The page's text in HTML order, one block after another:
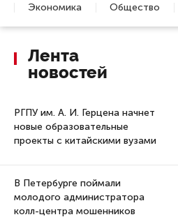
Экономика Общество
Недвижимость
Лента
новостей
РГПУ им. А. И. Герцена начнет
новые образовательные
проекты с китайскими вузами
В Петербурге поймали
молодого администратора
колл-центра мошенников